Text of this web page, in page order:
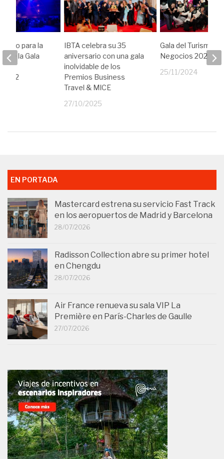
IBTA celebra su 35
aniversario con una gala
inolvidable de los
Premios Business
Travel & MICE
27/10/2025
Gala del Turismo
Negocios 2024
25/11/2024
para la
de la Gala
de
2022
EN PORTADA
Mastercard estrena su servicio Fast Track
en los aeropuertos de Madrid y Barcelona
28/07/2026
Radisson Collection abre su primer hotel
en Chengdu
28/07/2026
Air France renueva su sala VIP La
Première en París-Charles de Gaulle
27/07/2026